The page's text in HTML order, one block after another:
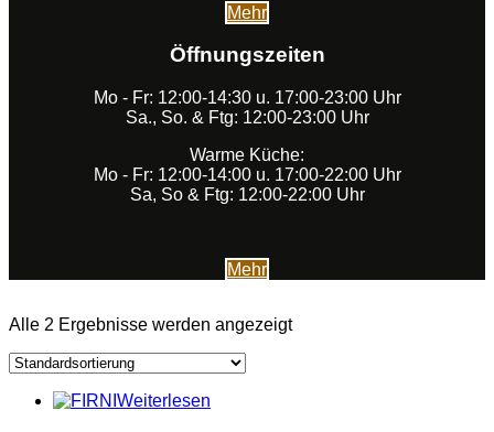
Mehr
Öffnungszeiten
Mo - Fr: 12:00-14:30 u. 17:00-23:00 Uhr
Sa., So. & Ftg: 12:00-23:00 Uhr
Warme Küche:
Mo - Fr: 12:00-14:00 u. 17:00-22:00 Uhr
Sa, So & Ftg: 12:00-22:00 Uhr
Mehr
Alle 2 Ergebnisse werden angezeigt
Weiterlesen